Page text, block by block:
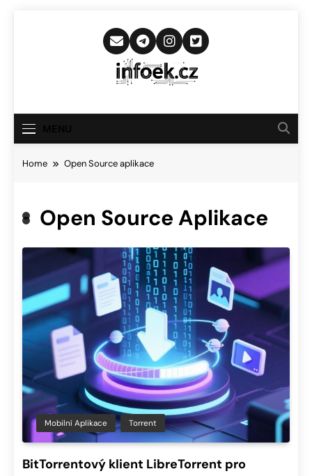
Infoek.cz
Novinkám
Home Open Source aplikace
Open Source Aplikace
Mobilní Aplikace Torrent
BitTorrentový klient LibreTorrent pro